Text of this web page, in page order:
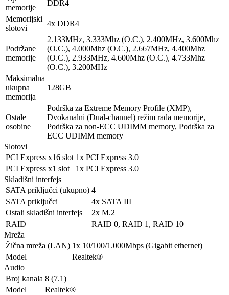
memorije
DDR4
Memorijski
slotovi
4x DDR4
Podržane
memorije
2.133MHz, 3.333Mhz (O.C.), 2.400MHz, 3.600Mhz
(O.C.), 4.000Mhz (O.C.), 2.667MHz, 4.400Mhz
(O.C.), 2.933MHz, 4.600Mhz (O.C.), 4.733Mhz
(O.C.), 3.200MHz
Maksimalna
ukupna
memorija
128GB
Ostale
osobine
Podrška za Extreme Memory Profile (XMP),
Dvokanalni (Dual-channel) režim rada memorije,
Podrška za non-ECC UDIMM memory, Podrška za
ECC UDIMM memory
Slotovi
PCI Express x16 slot 1x PCI Express 3.0
PCI Express x1 slot
1x PCI Express 3.0
Skladišni interfejs
SATA priključci (ukupno) 4
SATA priključci
4x SATA III
Ostali skladišni interfejs
2x M.2
RAID
RAID 0, RAID 1, RAID 10
Mreža
Žična mreža (LAN) 1x 10/100/1.000Mbps (Gigabit ethernet)
Model
Realtek®
Audio
Broj kanala 8 (7.1)
Model
Realtek®